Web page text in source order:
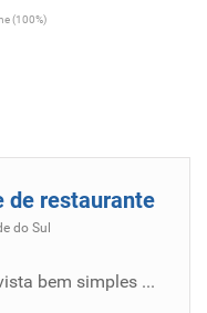
(100%)
de restaurante
do Sul
Muito bom atendimento A entrevista bem simples me senti em casa Me senti como se eu tivesse falando com a minha mãe Parabens a entrevista...